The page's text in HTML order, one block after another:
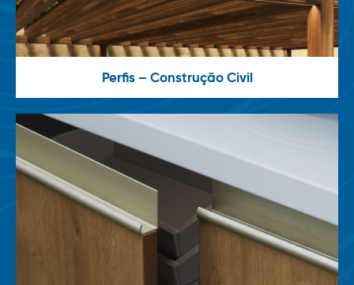
Perfis – Construção Civil